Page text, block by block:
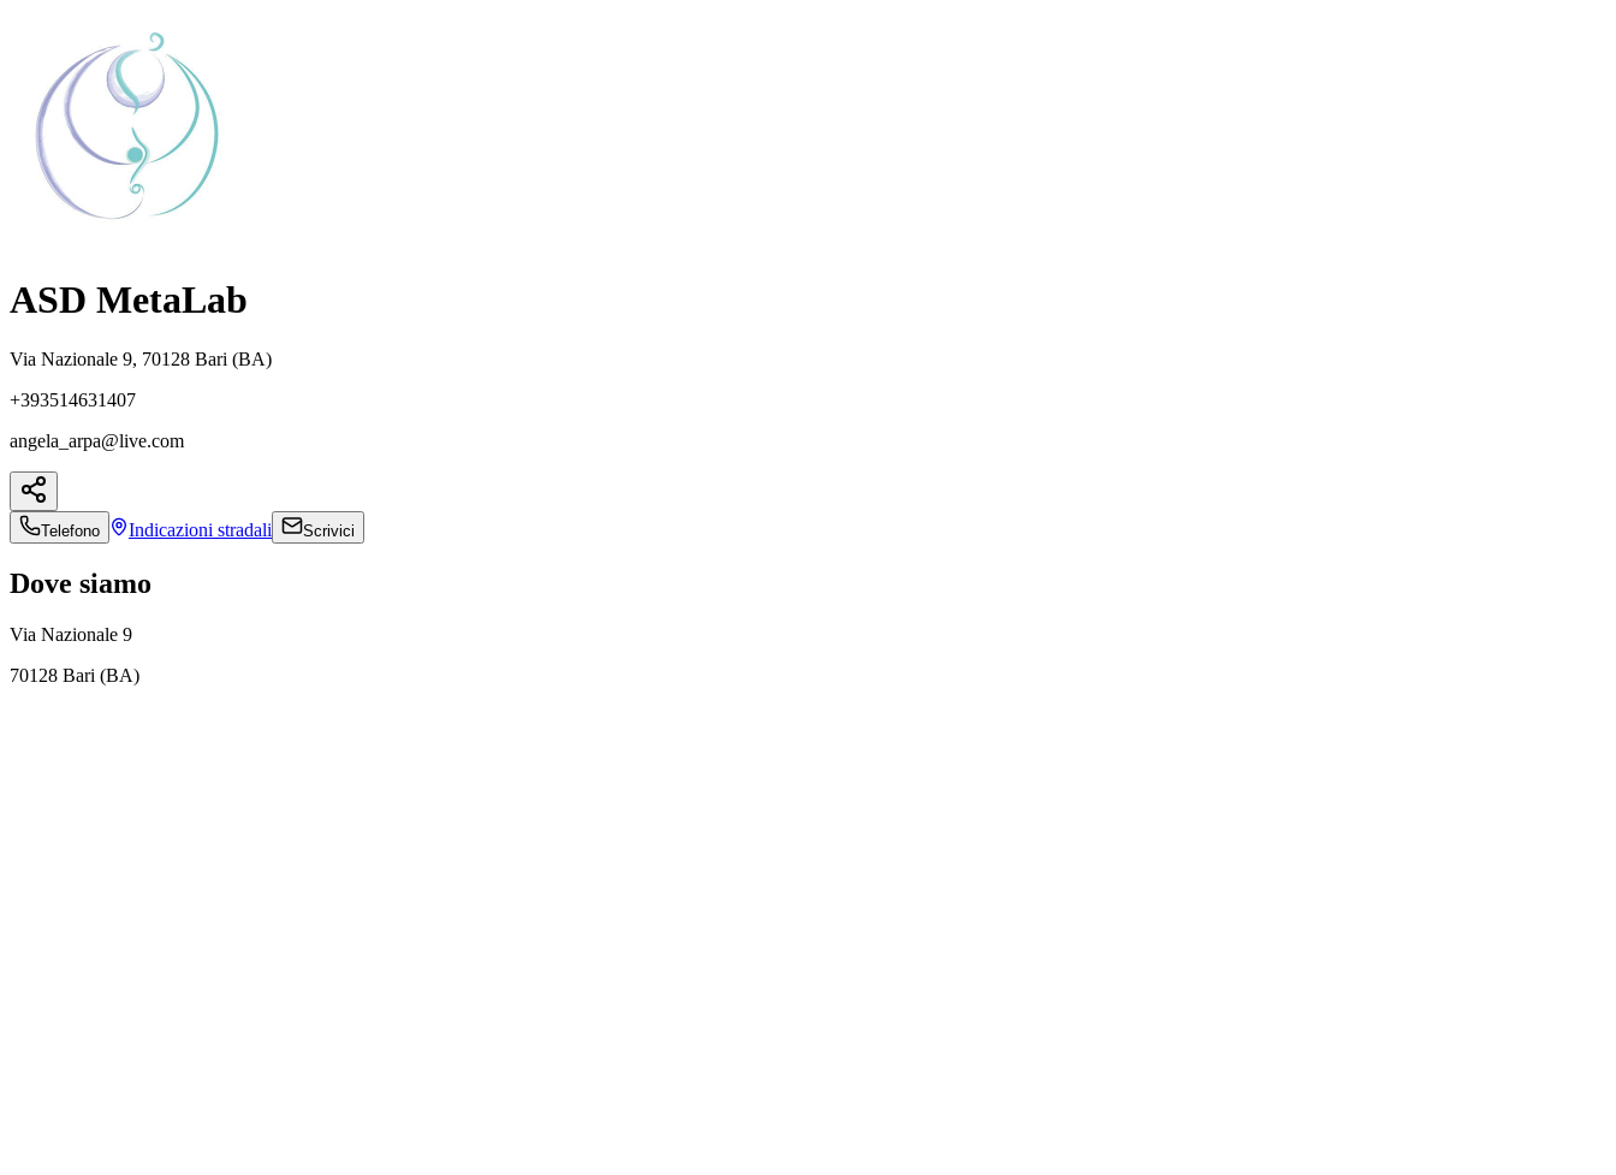
ASD MetaLab
Via Nazionale 9, 70128 Bari (BA)
+393514631407
angela_arpa@live.com
Telefono Indicazioni stradali Scrivici
Dove siamo
Via Nazionale 9
70128 Bari (BA)